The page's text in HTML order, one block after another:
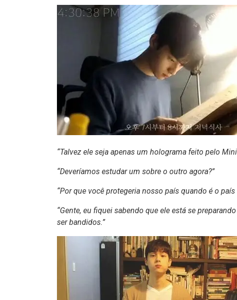
“Talvez ele seja apenas um holograma feito pelo
“Deveríamos estudar um sobre o outro agora?”
“Por que você protegeria nosso país quando é o
“Gente, eu fiquei sabendo que ele está se
ser bandidos.”